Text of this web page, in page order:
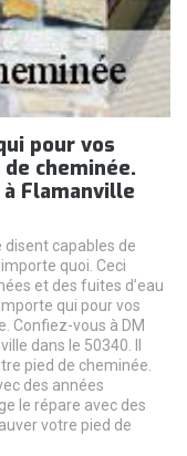
pour vos
cheminée.
à Flamanville
disent capables de
quoi. Ceci
et des fuites d’eau
qui pour vos
Confiez-vous à DM
dans le 50340. Il
pied de cheminée.
des années
le répare avec des
votre pied de